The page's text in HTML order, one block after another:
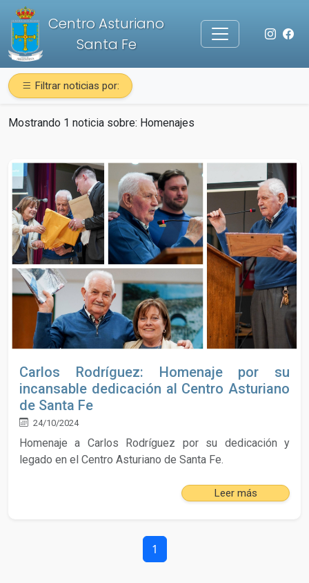
Centro Asturiano
Santa Fe
Filtrar noticias por:
Mostrando 1 noticia sobre: Homenajes
Carlos Rodríguez: Homenaje por su
incansable dedicación al Centro Asturiano
de Santa Fe
24/10/2024
Homenaje a Carlos Rodríguez por su dedicación y
legado en el Centro Asturiano de Santa Fe.
Leer más
1